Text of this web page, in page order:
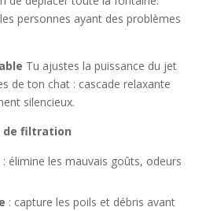
personnes ayant des problèmes
Tu ajustes la puissance du jet
de ton chat : cascade relaxante
silencieux.
de filtration
: élimine les mauvais goûts, odeurs
: capture les poils et débris avant